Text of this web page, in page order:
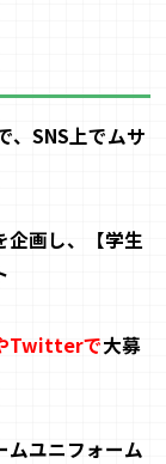
、SNS上でムサ
画し、 【学生
Twitterで大募
ムユニフォーム